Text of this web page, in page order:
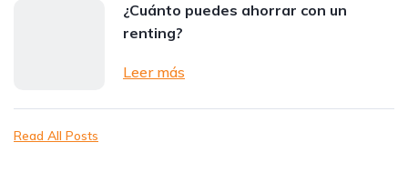
¿Cuánto puedes ahorrar con un
renting?
Leer más
Read All Posts